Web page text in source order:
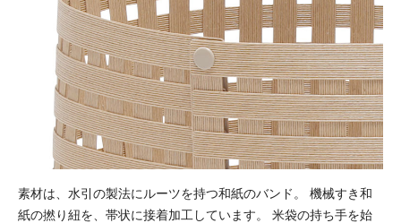
素材は、水引の製法にルーツを持つ和紙のバンド。
機械すき和
紙の撚り紐を、帯状に接着加工しています。
米袋の持ち手を始